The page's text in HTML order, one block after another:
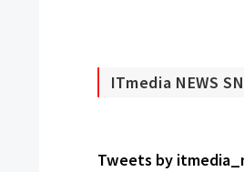
ITmedia NEWS
Tweets by